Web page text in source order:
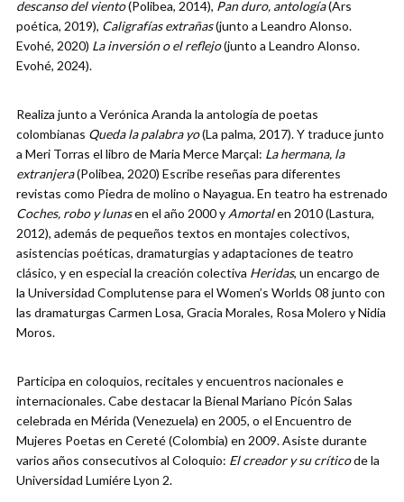
descanso del viento(Polibea, 2014), Pan duro, antología(Ars
poética, 2019), Caligrafías extrañas(junto a Leandro Alonso.
Evohé, 2020) La inversión o el reflejo(junto a Leandro Alonso.
Evohé, 2024).
Realiza junto a Verónica Aranda la antología de poetas
colombianas Queda la palabra yo(La palma, 2017). Y traduce junto
a Meri Torras el libro de Maria Merce Marçal: La hermana, la
extranjera(Polibea, 2020) Escribe reseñas para diferentes
revistas como Piedra de molino o Nayagua. En teatro ha estrenado
Coches, robo y lunasen el año 2000 y Amortalen 2010 (Lastura,
2012), además de pequeños textos en montajes colectivos,
asistencias poéticas, dramaturgias y adaptaciones de teatro
clásico, y en especial la creación colectiva Heridas, un encargo de
la Universidad Complutense para el Women’s Worlds 08 junto con
las dramaturgas Carmen Losa, Gracia Morales, Rosa Molero y Nidia
Moros.
Participa en coloquios, recitales y encuentros nacionales e
internacionales. Cabe destacar la Bienal Mariano Picón Salas
celebrada en Mérida (Venezuela) en 2005, o el Encuentro de
Mujeres Poetas en Cereté (Colombia) en 2009. Asiste durante
varios años consecutivos al Coloquio: El creador y su críticode la
Universidad Lumiére Lyon 2.